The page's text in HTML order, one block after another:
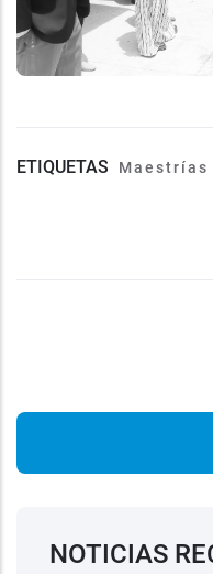
ETIQUETAS Maestrías
NOTICIAS